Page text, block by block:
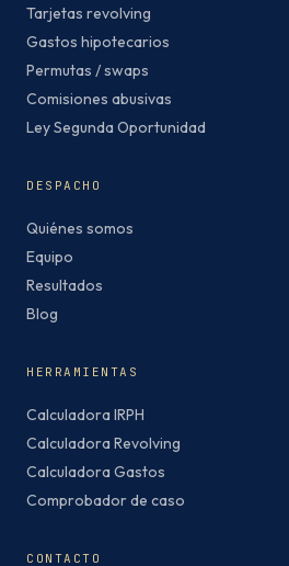
Tarjetas revolving
Gastos hipotecarios
Permutas / swaps
Comisiones abusivas
Ley Segunda Oportunidad
DESPACHO
Quiénes somos
Equipo
Resultados
Blog
HERRAMIENTAS
Calculadora IRPH
Calculadora Revolving
Calculadora Gastos
Comprobador de caso
CONTACTO